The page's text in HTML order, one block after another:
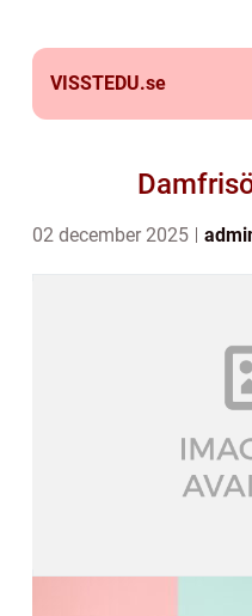
VISSTEDU.se
02 december 2025